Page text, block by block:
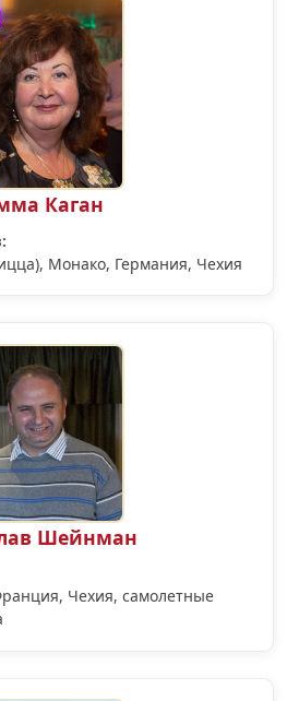
Каган
Монако, Германия, Чехия
Шейнман
Чехия, самолетные